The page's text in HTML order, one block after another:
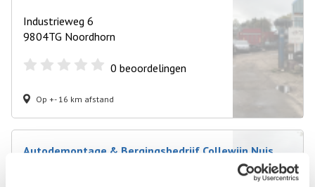
Industrieweg 6
9804TG Noordhorn
0 beoordelingen
Op +- 16 km afstand
Autodemontage & Bergingsbedrijf Collewijn Nuis